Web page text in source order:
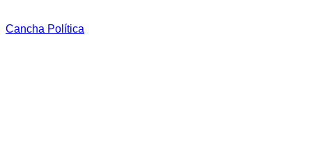
Cancha Política